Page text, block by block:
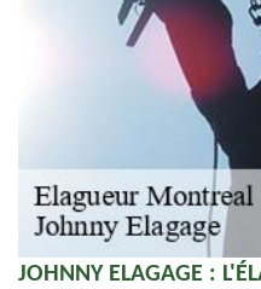
JOHNNY ELAGAGE :